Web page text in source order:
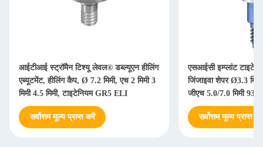
आईटीआई स्ट्रॉमैन टिश्यू लेवल® डब्ल्यूएन हीलिंग
एब्यूटमेंट, हीलिंग कैप, Ø 7.2 मिमी, एच 2 मिमी 3
मिमी 4.5 मिमी, टाइटेनियम GR5 ELI
सर्वोत्तम मूल्य प्राप्त करें
एसआईसी इम्प्लांट
जिंजाइवा शेपर Ø3.3
जीएच 5.0/7.0 मिमी
सर्वोत्तम मूल्य प्राप्त